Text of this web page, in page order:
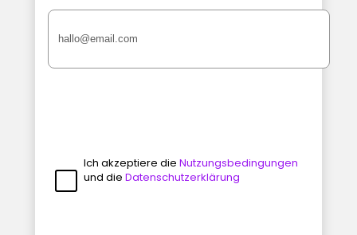
Ich akzeptiere die Nutzungsbedingungen
und die Datenschutzerklärung